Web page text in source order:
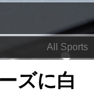
All Sports
ズに白